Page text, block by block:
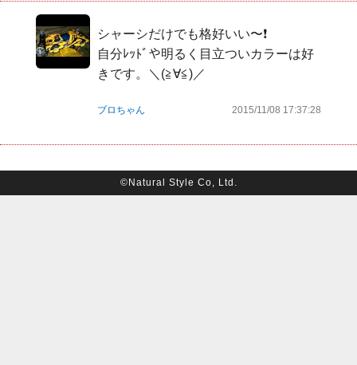
シャーシだけでも格好いい〜❗
自分ﾚｯﾄﾞや明るく目立ついカラーは好
きです。＼(≧∀≦)／
ブロちゃん 2015/11/08 17:37:28
©Natural Style Co, Ltd.